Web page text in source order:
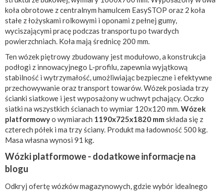
koła obrotowe z centralnym hamulcem EasySTOP oraz 2 koła
stałe z łożyskami rolkowymi i oponami z pełnej gumy,
wyciszającymi pracę podczas transportu po twardych
powierzchniach. Koła mają średnicę 200 mm.
Ten wózek piętrowy zbudowany jest modułowo, a konstrukcja
podłogi z innowacyjnego L-profilu, zapewnia wyjątkową
stabilność i wytrzymałość, umożliwiając bezpieczne i efektywne
przechowywanie oraz transport towarów. Wózek posiada trzy
ścianki siatkowe i jest wyposażony w uchwyt pchający. Oczko
siatki na wszystkich ścianach to wymiar 120x120 mm.Wózek
platformowyo wymiarach 1190x725x1820 mm składa się z
czterech półek i ma trzy ściany. Produkt ma ładowność 500 kg.
Masa własna wynosi 91 kg.
Wózki platformowe - dodatkowe informacje na
blogu
Odkryj ofertę wózków magazynowych, gdzie wybór idealnego